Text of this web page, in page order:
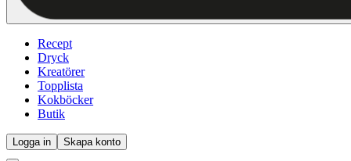
Recept
Dryck
Kreatörer
Topplista
Kokböcker
Butik
Logga in Skapa konto